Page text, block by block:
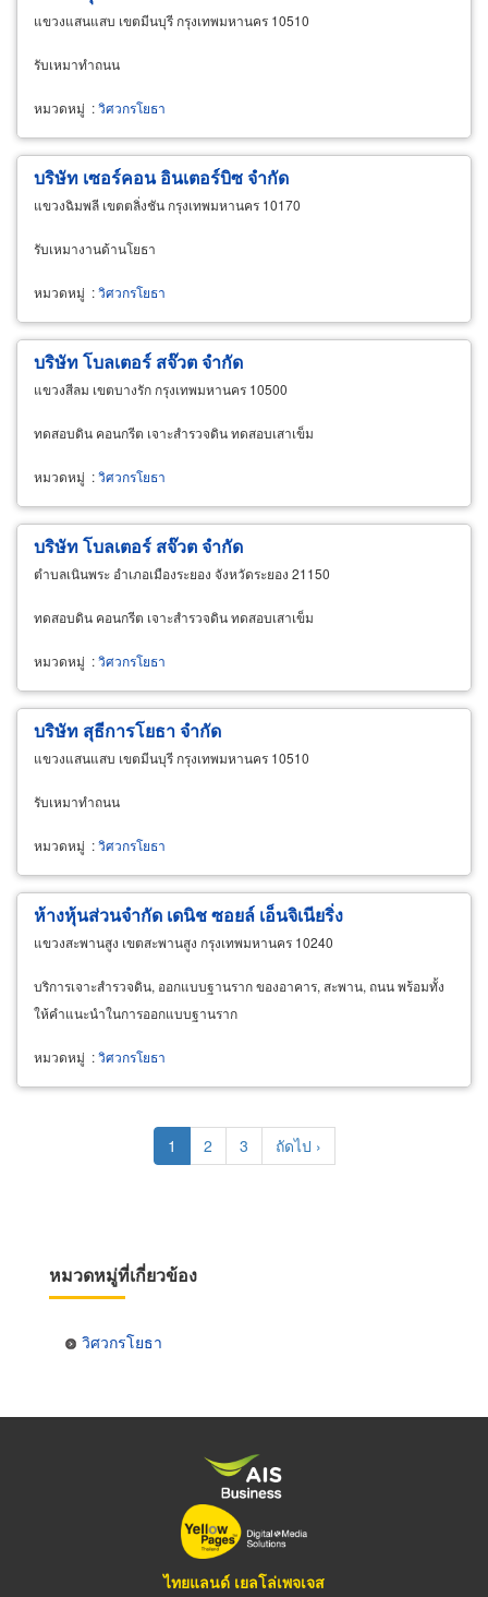
แขวงแสนแสบ เขตมีนบุรี กรุงเทพมหานคร 10510
รับเหมาทำถนน
หมวดหมู่ :วิศวกรโยธา
บริษัท เซอร์คอน อินเตอร์บิซ จำกัด
แขวงฉิมพลี เขตตลิ่งชัน กรุงเทพมหานคร 10170
รับเหมางานด้านโยธา
หมวดหมู่ :วิศวกรโยธา
บริษัท โบลเตอร์ สจ๊วต จำกัด
แขวงสีลม เขตบางรัก กรุงเทพมหานคร 10500
ทดสอบดิน คอนกรีต เจาะสำรวจดิน ทดสอบเสาเข็ม
หมวดหมู่ :วิศวกรโยธา
บริษัท โบลเตอร์ สจ๊วต จำกัด
ตำบลเนินพระ อำเภอเมืองระยอง จังหวัดระยอง 21150
ทดสอบดิน คอนกรีต เจาะสำรวจดิน ทดสอบเสาเข็ม
หมวดหมู่ :วิศวกรโยธา
บริษัท สุธีการโยธา จำกัด
แขวงแสนแสบ เขตมีนบุรี กรุงเทพมหานคร 10510
รับเหมาทำถนน
หมวดหมู่ :วิศวกรโยธา
ห้างหุ้นส่วนจำกัด เดนิช ซอยล์ เอ็นจิเนียริ่ง
แขวงสะพานสูง เขตสะพานสูง กรุงเทพมหานคร 10240
บริการเจาะสำรวจดิน, ออกแบบฐานราก ของอาคาร, สะพาน, ถนน พร้อมทั้ง
ให้คำแนะนำในการออกแบบฐานราก
หมวดหมู่ :วิศวกรโยธา
Current
page
1 Page
2 Page
3
Next
page
ถัดไป ›
หมวดหมู่ที่เกี่ยวข้อง
วิศวกรโยธา
ไทยแลนด์ เยลโล่เพจเจส